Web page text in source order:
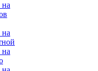
на
на
на